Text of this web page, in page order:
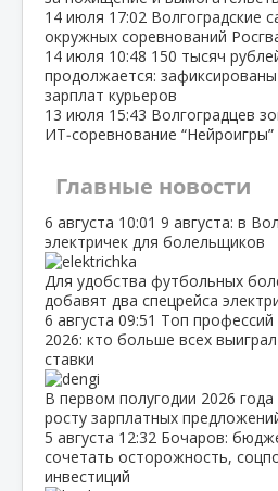
14 июля 17:02 Волгоградские
окружных соревнований
14 июля 10:48 150 тысяч
продолжается:
зарплат курьеров
13 июля 15:43 Волгоградцев
ИТ‑соревнование “Нейроигры”
Главные новости
6 августа 10:01 9 августа: в
электричек для болельщиков
Для удобства футбольных
добавят два спецрейса
6 августа 09:51 Топ профессий
2026: кто больше всех
ставки
В первом полугодии 2026
росту зарплатных
5 августа 12:32 Бочаров:
сочетать осторожность,
инвестиций